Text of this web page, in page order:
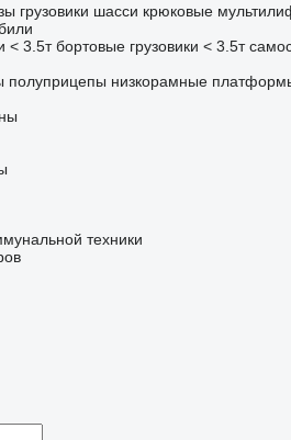
грузовики шасси крюковые
< 3.5т бортовые грузовики < 3.5т
полуприцепы низкорамные
техники